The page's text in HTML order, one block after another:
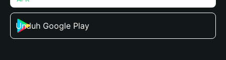
Unduh Google Play